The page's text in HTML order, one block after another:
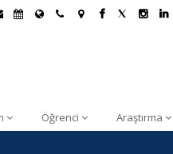
Öğrenci Araştırma